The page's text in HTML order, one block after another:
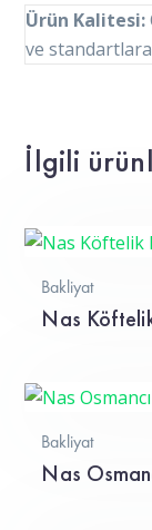
Ürün Kalitesi:
ve
İlgili
Bakliyat
Nas
Bakliyat
Nas